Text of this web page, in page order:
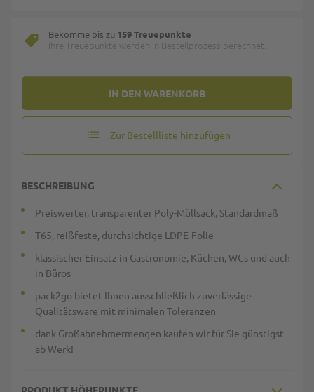
IN DEN WARENKORB
Bekomme bis zu 159 Treuepunkte
Ihre Treuepunkte werden in Bestellprozess berechnet.
Zur Bestellliste hinzufügen
BESCHREIBUNG
Preiswerter, transparenter Poly-Müllsack, Standardmaß
T65, reißfeste, durchsichtige LDPE-Folie
klassischer Einsatz in Gastronomie, Küchen, WCs und auch
in Büros
pack2go bietet Ihnen ausschließlich zuverlässige
Qualitätsware mit minimalen Toleranzen
dank Großabnehmermengen kaufen wir für Sie günstigst
ab Werk!